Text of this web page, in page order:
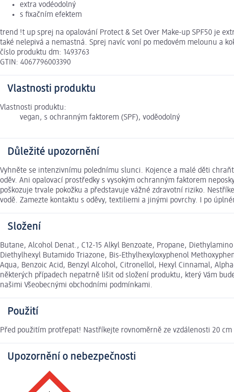
extra vodéodolný
s fixačním efektem
trend !t up sprej na opalování Protect & Set Over Make-up SPF50 je
také nelepivá a nemastná. Sprej navíc voní po medovém melounu a
číslo produktu dm: 1493763
GTIN: 4067796003390
Vlastnosti produktu
Vlastnosti produktu:
vegan, s ochranným faktorem (SPF), voděodolný
Důležité upozornění
Vyhněte se intenzivnímu polednímu slunci. Kojence a malé děti
oděv. Ani opalovací prostředky s vysokým ochranným faktorem
poškozuje trvale pokožku a představuje vážné zdravotní riziko.
vodě. Zamezte kontaktu s oděvy, textiliemi a jinými povrchy. I po
Složení
Butane, Alcohol Denat., C12-15 Alkyl Benzoate, Propane,
Diethylhexyl Butamido Triazone, Bis-Ethylhexyloxyphenol
Aqua, Benzoic Acid, Benzyl Alcohol, Citronellol, Hexyl Cinnamal,
některých případech nepatrně lišit od složení produktu, který Vám
našimi Všeobecnými obchodními podmínkami.
Použití
Před použitím protřepat! Nastříkejte rovnoměrně ze vzdálenosti 20
Upozornění o nebezpečnosti